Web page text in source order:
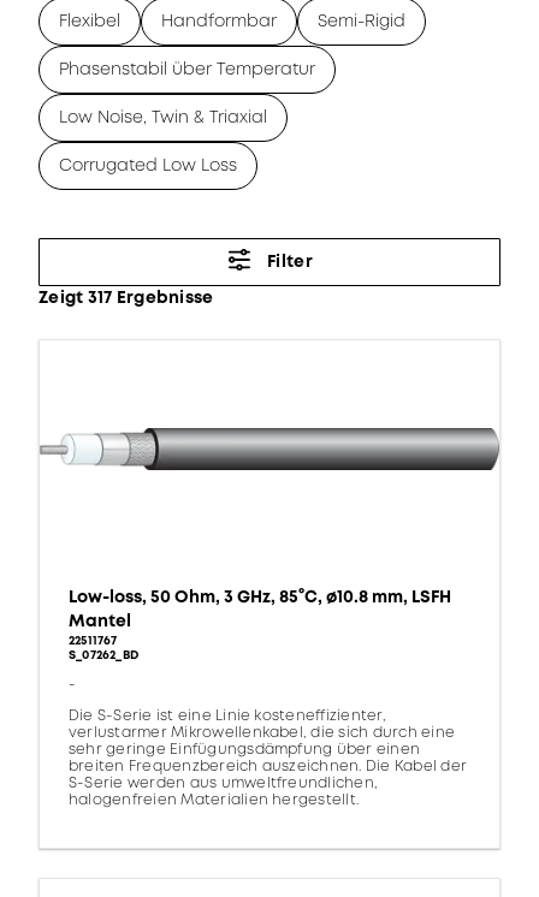
Flexibel Handformbar Semi-Rigid
Phasenstabil über Temperatur
Low Noise, Twin & Triaxial
Corrugated Low Loss
Filter
Zeigt 317 Ergebnisse
Low-loss, 50 Ohm, 3 GHz, 85°C, ø10.8 mm, LSFH
Mantel
22511767
S_07262_BD
-
Die S-Serie ist eine Linie kosteneffizienter,
verlustarmer Mikrowellenkabel, die sich durch eine
sehr geringe Einfügungsdämpfung über einen
breiten Frequenzbereich auszeichnen. Die Kabel der
S-Serie werden aus umweltfreundlichen,
halogenfreien Materialien hergestellt.